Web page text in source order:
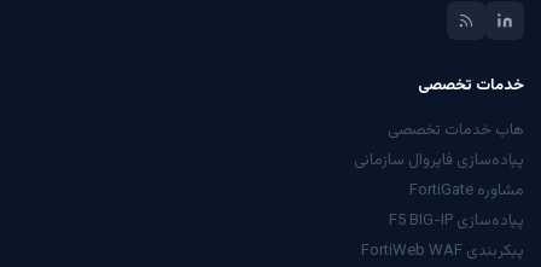
خدمات تخصصی
هاب خدمات تخصصی
پیاده‌سازی فایروال سازمانی
مشاوره FortiGate
پیاده‌سازی F5 BIG-IP
پیکربندی FortiWeb WAF